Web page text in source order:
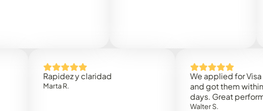
Rapidez y claridad
We applied for Visa to
and got them within 3
days. Great performance!
Walter S.